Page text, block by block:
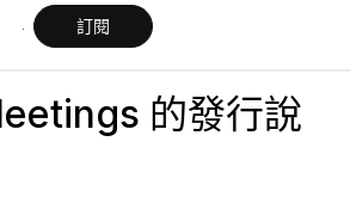
訂閱
的發行說